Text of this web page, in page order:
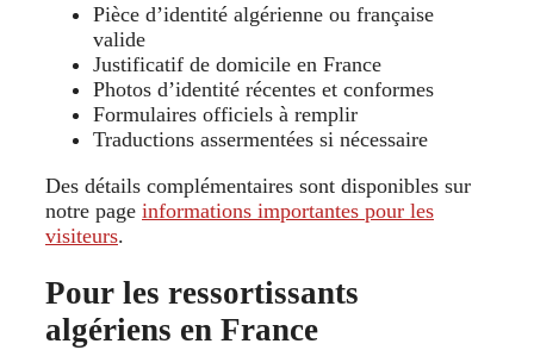
Pièce d’identité algérienne ou française
valide
Justificatif de domicile en France
Photos d’identité récentes et conformes
Formulaires officiels à remplir
Traductions assermentées si nécessaire
Des détails complémentaires sont disponibles sur
notre page informations importantes pour les
visiteurs.
Pour les ressortissants
algériens en France